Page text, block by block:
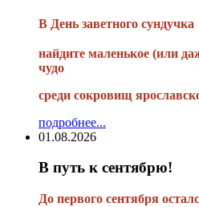
В День заветного сундучка
найдите маленькое (или
чудо
среди сокровищ
подробнее...
01.08.2026
В путь к сентябрю!
До первого сентября